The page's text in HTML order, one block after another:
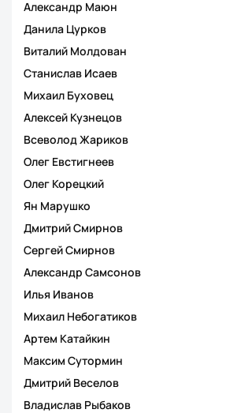
Александр Маюн
Данила Цурков
Виталий Молдован
Станислав Исаев
Михаил Буховец
Алексей Кузнецов
Всеволод Жариков
Олег Евстигнеев
Олег Корецкий
Ян Марушко
Дмитрий Смирнов
Сергей Смирнов
Александр Самсонов
Илья Иванов
Михаил Небогатиков
Артем Катайкин
Максим Сутормин
Дмитрий Веселов
Владислав Рыбаков